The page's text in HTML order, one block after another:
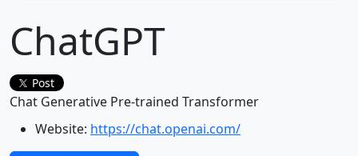
ChatGPT
Post
Chat Generative Pre-trained Transformer
Website: https://chat.openai.com/